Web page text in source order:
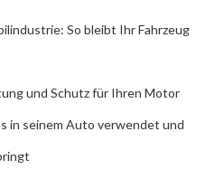
So bleibt Ihr Fahrzeug
und Schutz für Ihren Motor
in seinem Auto verwendet und